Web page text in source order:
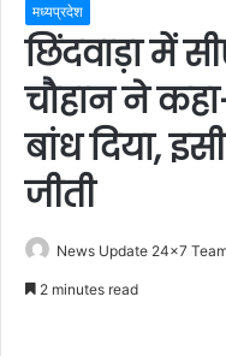
मध्यप्रदेश
छिंदवाड़ा में
चौहान ने
बांध दिया,
जीती
News Update 24x7
2 minutes read